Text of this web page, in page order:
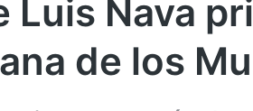
Luis Nava
de los